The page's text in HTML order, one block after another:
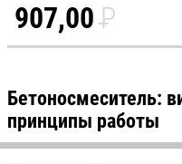
907,00P
УБ.
Бетоносмеситель:
принципы работы